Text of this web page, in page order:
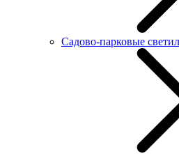
Садово-парковые